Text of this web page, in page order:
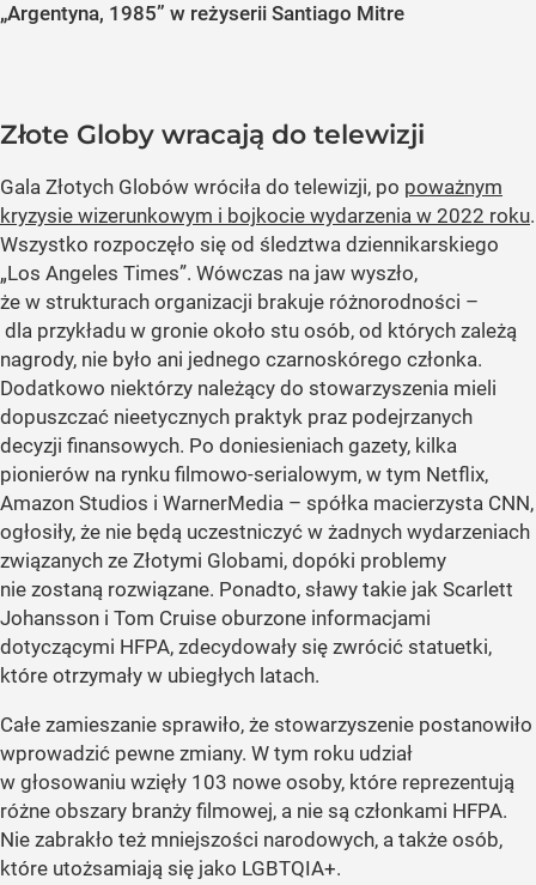
„Argentyna, 1985” w reżyserii Santiago Mitre
Złote Globy wracają do telewizji
Gala Złotych Globów wróciła do telewizji, po poważnym
kryzysie wizerunkowym i bojkocie wydarzenia w 2022 roku.
Wszystko rozpoczęło się od śledztwa dziennikarskiego
„Los Angeles Times”. Wówczas na jaw wyszło,
że w strukturach organizacji brakuje różnorodności –
dla przykładu w gronie około stu osób, od których zależą
nagrody, nie było ani jednego czarnoskórego członka.
Dodatkowo niektórzy należący do stowarzyszenia mieli
dopuszczać nieetycznych praktyk praz podejrzanych
decyzji finansowych. Po doniesieniach gazety, kilka
pionierów na rynku filmowo-serialowym, w tym Netflix,
Amazon Studios i WarnerMedia – spółka macierzysta CNN,
ogłosiły, że nie będą uczestniczyć w żadnych wydarzeniach
związanych ze Złotymi Globami, dopóki problemy
nie zostaną rozwiązane. Ponadto, sławy takie jak Scarlett
Johansson i Tom Cruise oburzone informacjami
dotyczącymi HFPA, zdecydowały się zwrócić statuetki,
które otrzymały w ubiegłych latach.
Całe zamieszanie sprawiło, że stowarzyszenie postanowiło
wprowadzić pewne zmiany. W tym roku udział
w głosowaniu wzięły 103 nowe osoby, które reprezentują
różne obszary branży filmowej, a nie są członkami HFPA.
Nie zabrakło też mniejszości narodowych, a także osób,
które utożsamiają się jako LGBTQIA+.